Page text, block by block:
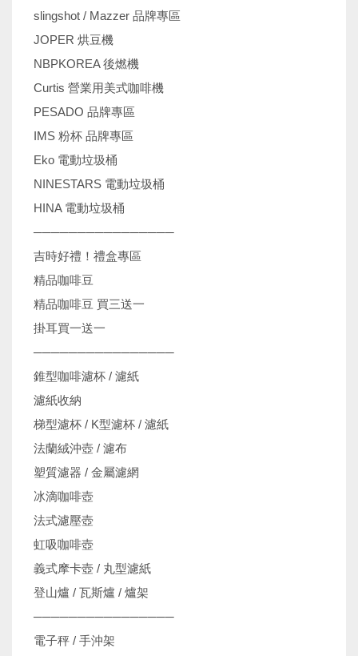
slingshot / Mazzer 品牌專區
JOPER 烘豆機
NBPKOREA 後燃機
Curtis 營業用美式咖啡機
PESADO 品牌專區
IMS 粉杯 品牌專區
Eko 電動垃圾桶
NINESTARS 電動垃圾桶
HINA 電動垃圾桶
────────────────
吉時好禮！禮盒專區
精品咖啡豆
精品咖啡豆 買三送一
掛耳買一送一
────────────────
錐型咖啡濾杯 / 濾紙
濾紙收納
梯型濾杯 / K型濾杯 / 濾紙
法蘭絨沖壺 / 濾布
塑質濾器 / 金屬濾網
冰滴咖啡壺
法式濾壓壺
虹吸咖啡壺
義式摩卡壺 / 丸型濾紙
登山爐 / 瓦斯爐 / 爐架
────────────────
電子秤 / 手沖架